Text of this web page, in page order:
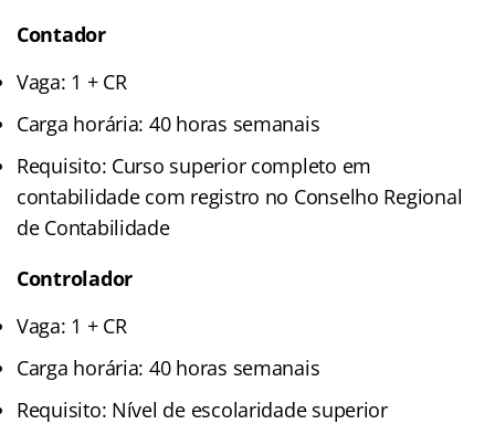
Contador
Vaga: 1 + CR
Carga horária: 40 horas semanais
Requisito: Curso superior completo em
contabilidade com registro no Conselho Regional
de Contabilidade
Controlador
Vaga: 1 + CR
Carga horária: 40 horas semanais
Requisito: Nível de escolaridade superior